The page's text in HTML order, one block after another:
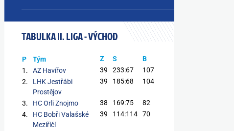
TABULKA II. LIGA - VÝCHOD
P Tým Z S
B
1.
AZ Havířov 39 233:67
107
2.
LHK Jestřábi
Prostějov
39 185:68 104
3. HC Orli Znojmo 38 169:75
82
4.
HC Bobři Valašské
Meziříčí
39 114:114 70